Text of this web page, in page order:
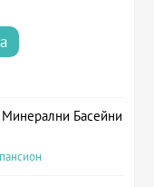
Минерални Басейни